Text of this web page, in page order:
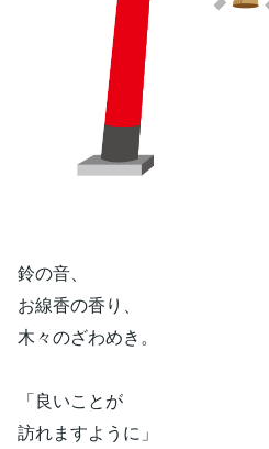
鈴の音、
お線香の香り、
木々のざわめき。
「良いことが
訪れますように」